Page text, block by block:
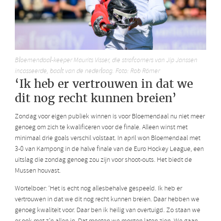
Bloemendaal-keeper Maurits Visser, die strafcorners van Jip Janssen
incasseerde, baalt van de nederlaag. Foto: Rob Römer
‘Ik heb er vertrouwen in dat we
dit nog recht kunnen breien’
Zondag voor eigen publiek winnen is voor Bloemendaal nu niet meer
genoeg om zich te kwalificeren voor de finale. Alleen winst met
minimaal drie goals verschil volstaat. In april won Bloemendaal met
3-0 van Kampong in de halve finale van de Euro Hockey League, een
uitslag die zondag genoeg zou zijn voor shoot-outs. Het biedt de
Mussen houvast.
Wortelboer: ‘Het is echt nog allesbehalve gespeeld. Ik heb er
vertrouwen in dat we dit nog recht kunnen breien. Daar hebben we
genoeg kwaliteit voor. Daar ben ik heilig van overtuigd. Zo staan we